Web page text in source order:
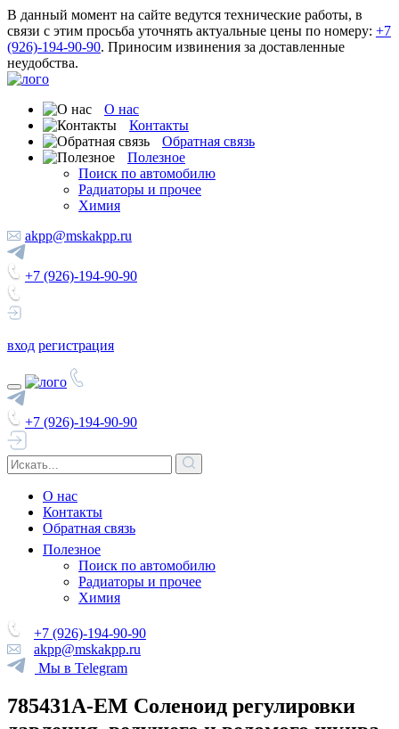
В данный момент на сайте ведутся технические работы, в
связи с этим просьба уточнять актуальные цены по номеру: +7
(926)-194-90-90. Приносим извинения за доставленные
неудобства.
О нас
Контакты
Обратная связь
Полезное
Поиск по автомобилю
Радиаторы и прочее
Химия
akpp@mskakpp.ru
+7 (926)-194-90-90
вход регистрация
+7 (926)-194-90-90
О нас
Контакты
Обратная связь
Полезное
Поиск по автомобилю
Радиаторы и прочее
Химия
+7 (926)-194-90-90
akpp@mskakpp.ru
Мы в Telegram
785431A-EM Соленоид регулировки